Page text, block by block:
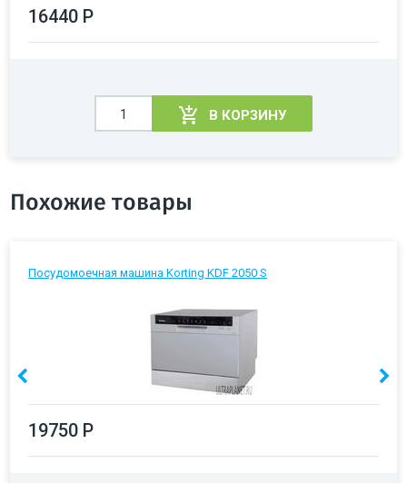
16440 Р
В КОРЗИНУ
Похожие товары
Посудомоечная машина Korting KDF 2050 S
19750 Р